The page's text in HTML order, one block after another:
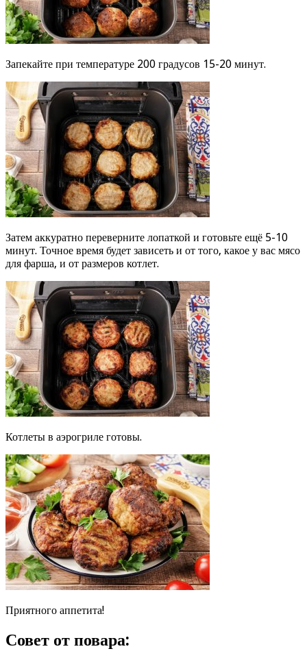
Запекайте при температуре 200 градусов 15-20 минут.
Затем аккуратно переверните лопаткой и готовьте ещё 5-10
минут. Точное время будет зависеть и от того, какое у вас мясо
для фарша, и от размеров котлет.
Котлеты в аэрогриле готовы.
Приятного аппетита!
Совет от повара: